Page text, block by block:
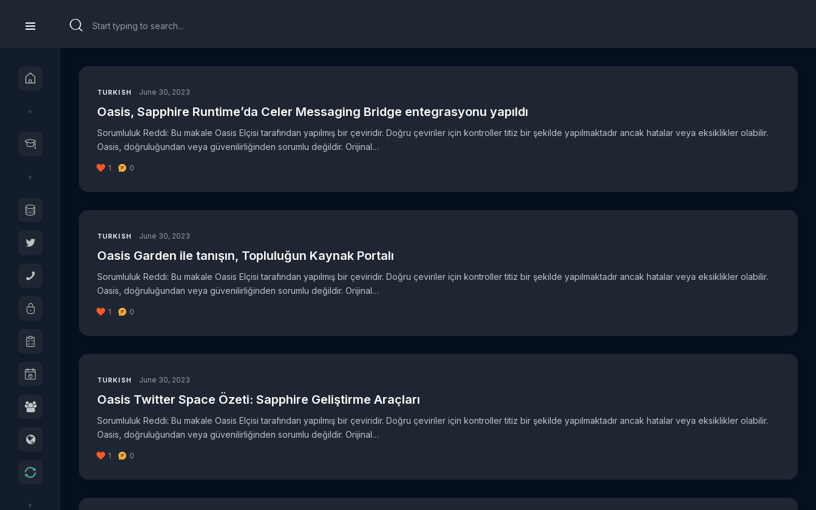
TURKISH June 30, 2023
Oasis, Sapphire Runtime’da Celer Messaging Bridge entegrasyonu yapıldı
Sorumluluk Reddi: Bu makale Oasis Elçisi tarafından yapılmış bir çeviridir. Doğru çeviriler için kontroller titiz bir şekilde yapılmaktadır ancak hatalar veya eksiklikler olabilir.
Oasis, doğruluğundan veya güvenilirliğinden sorumlu değildir. Orijinal…
1 0
TURKISH June 30, 2023
Oasis Garden ile tanışın, Topluluğun Kaynak Portalı
Sorumluluk Reddi: Bu makale Oasis Elçisi tarafından yapılmış bir çeviridir. Doğru çeviriler için kontroller titiz bir şekilde yapılmaktadır ancak hatalar veya eksiklikler olabilir.
Oasis, doğruluğundan veya güvenilirliğinden sorumlu değildir. Orijinal…
1 0
TURKISH June 30, 2023
Oasis Twitter Space Özeti: Sapphire Geliştirme Araçları
Sorumluluk Reddi: Bu makale Oasis Elçisi tarafından yapılmış bir çeviridir. Doğru çeviriler için kontroller titiz bir şekilde yapılmaktadır ancak hatalar veya eksiklikler olabilir.
Oasis, doğruluğundan veya güvenilirliğinden sorumlu değildir. Orijinal…
1 0